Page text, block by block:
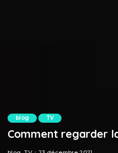
blog TV
Comment regarder